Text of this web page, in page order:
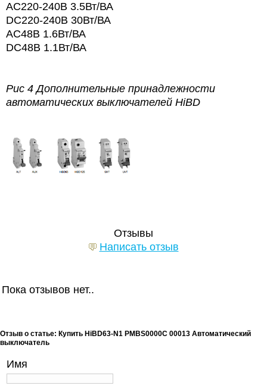
AC220-240В 3.5Вт/ВА
DC220-240В 30Вт/ВА
AC48В 1.6Вт/ВА
DC48В 1.1Вт/ВА
Рис 4 Дополнительные принадлежности
автоматических выключателей HiBD
Отзывы
Написать отзыв
Пока отзывов нет..
Отзыв о статье: Купить HiBD63-N1 PMBS0000C 00013 Автоматический
выключатель
Имя